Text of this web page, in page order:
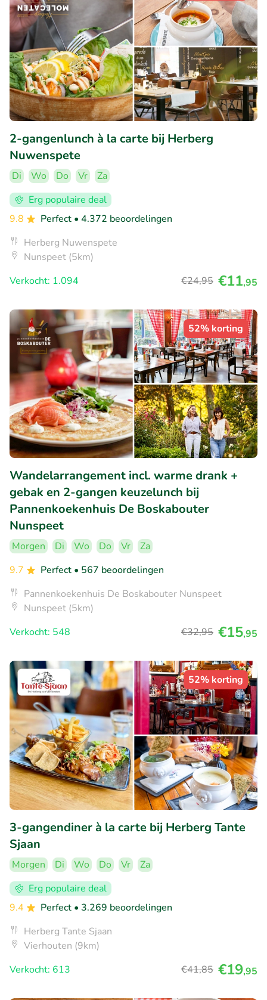
2-gangenlunch à la carte bij Herberg
Nuwenspete
Di Wo Do Vr
Za
Erg populaire deal
9.8
Perfect • 4.372 beoordelingen
Herberg Nuwenspete
Nunspeet (5km)
Verkocht: 1.094
€24,95 €11,95
52% korting
Wandelarrangement incl. warme drank +
gebak en 2-gangen keuzelunch bij
Pannenkoekenhuis De Boskabouter
Nunspeet
Morgen Di Wo Do Vr
Za
9.7
Perfect • 567 beoordelingen
Pannenkoekenhuis De Boskabouter Nunspeet
Nunspeet (5km)
Verkocht: 548
€32,95 €15,95
52% korting
3-gangendiner à la carte bij Herberg Tante
Sjaan
Morgen Di Wo Do Vr
Za
Erg populaire deal
9.4
Perfect • 3.269 beoordelingen
Herberg Tante Sjaan
Vierhouten (9km)
Verkocht: 613
€41,85 €19,95